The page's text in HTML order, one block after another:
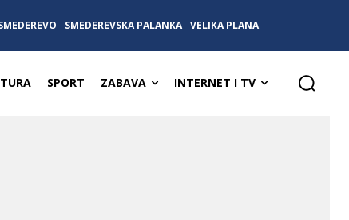
SMEDEREVSKA PALANKA VELIKA PLANA
SPORT ZABAVA INTERNET I TV